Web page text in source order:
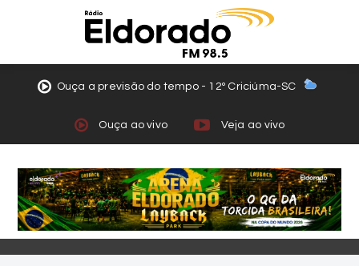
Ouça a previsão do tempo - 12º Criciúma-SC
Ouça ao vivo Veja ao vivo